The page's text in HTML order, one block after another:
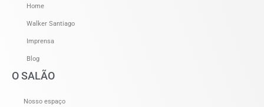
Home
Walker Santiago
Imprensa
Blog
O SALÃO
Nosso espaço